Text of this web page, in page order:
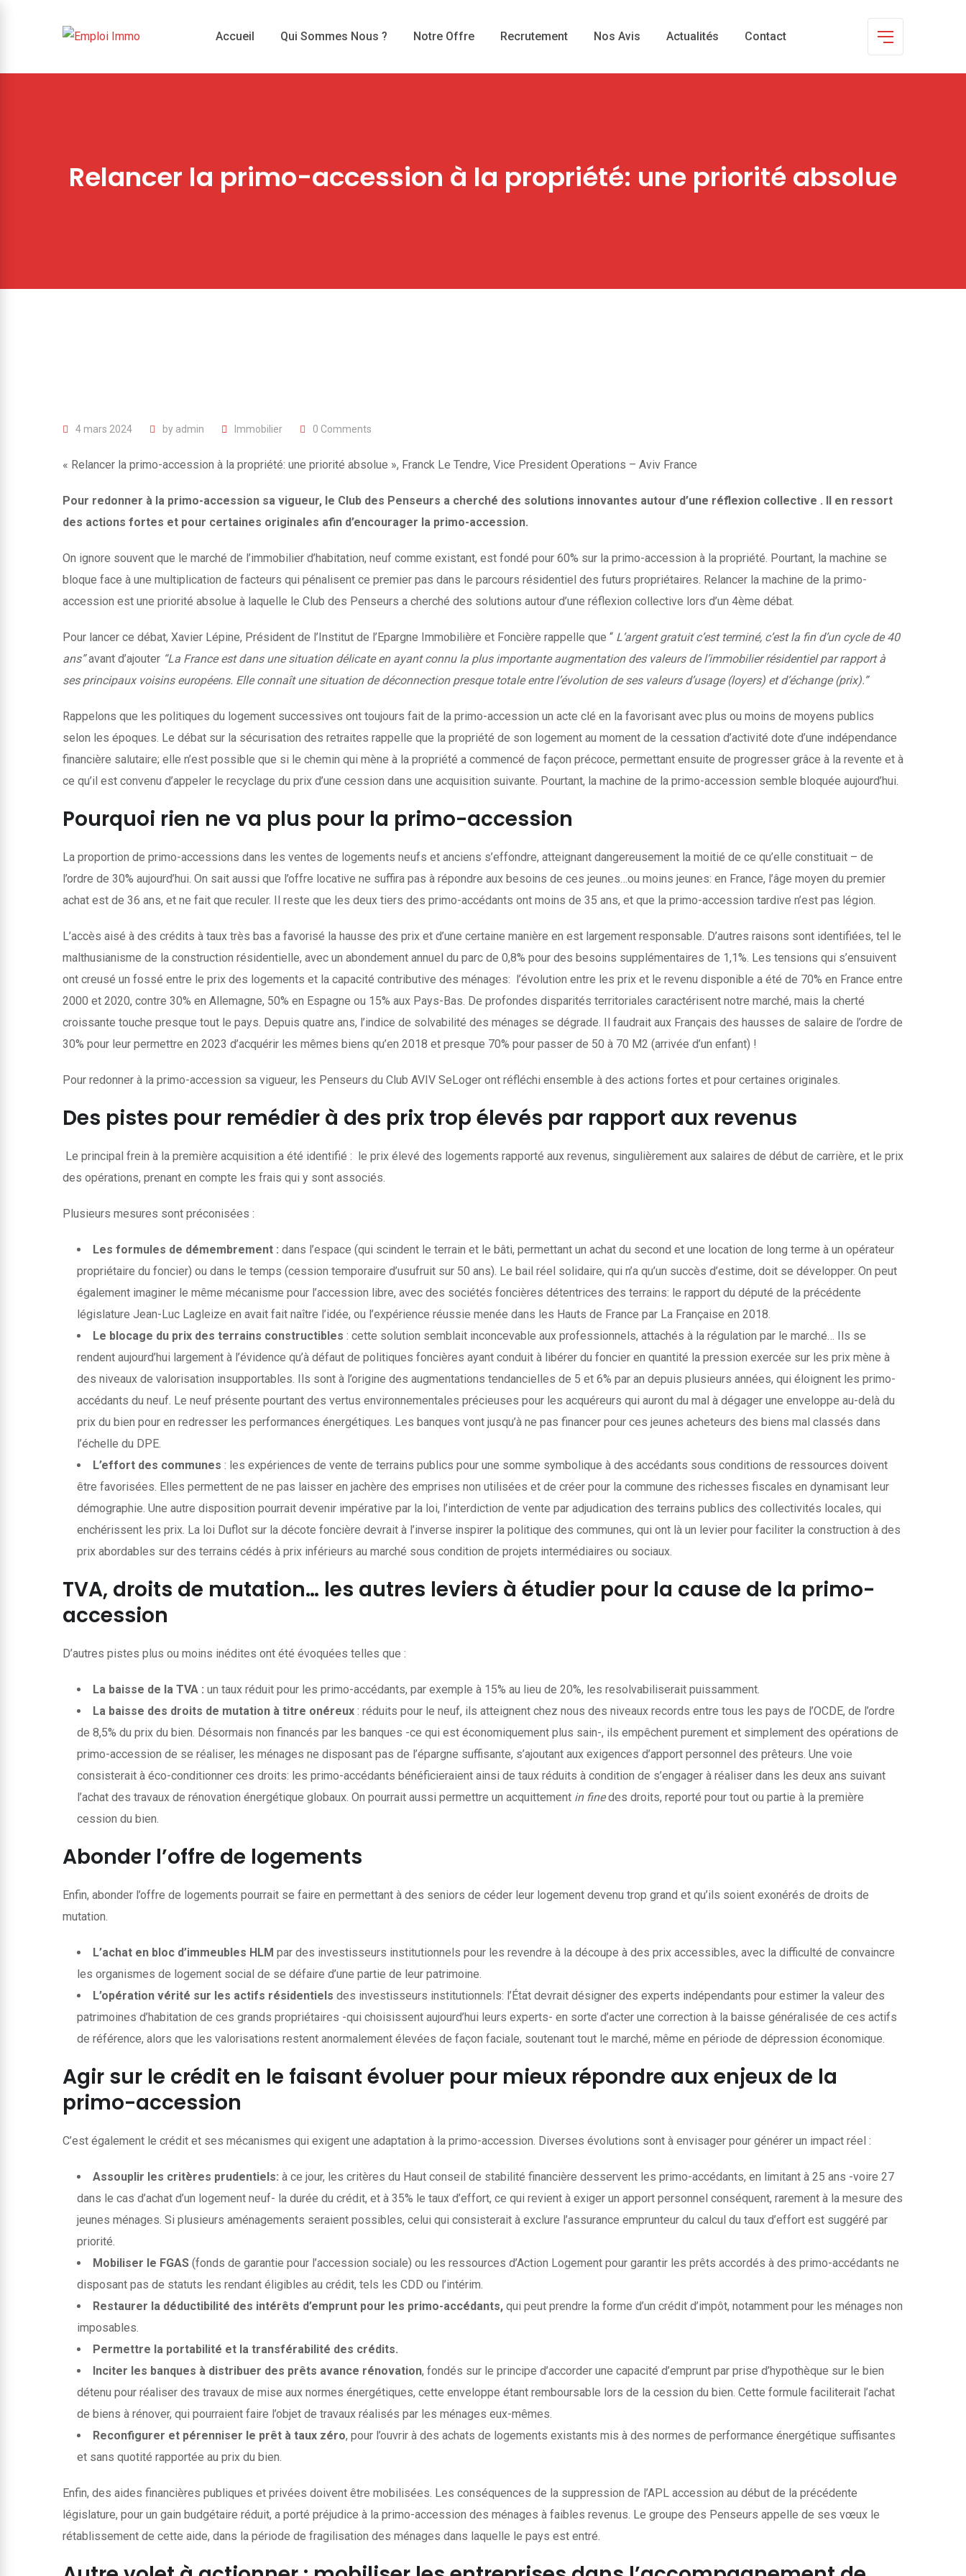
Accueil Qui Sommes Nous ? Notre Offre Recrutement Nos Avis Actualités Contact
Relancer la primo-accession à la propriété: une priorité absolue
4 mars 2024 by admin Immobilier 0 Comments
« Relancer la primo-accession à la propriété: une priorité absolue », Franck Le Tendre, Vice President Operations – Aviv France
Pour redonner à la primo-accession sa vigueur, le Club des Penseurs a cherché des solutions innovantes autour d’une réflexion collective . Il en ressort
des actions fortes et pour certaines originales afin d’encourager la primo-accession.
On ignore souvent que le marché de l’immobilier d’habitation, neuf comme existant, est fondé pour 60% sur la primo-accession à la propriété. Pourtant, la machine se
bloque face à une multiplication de facteurs qui pénalisent ce premier pas dans le parcours résidentiel des futurs propriétaires. Relancer la machine de la primo-
accession est une priorité absolue à laquelle le Club des Penseurs a cherché des solutions autour d’une réflexion collective lors d’un 4ème débat.
Pour lancer ce débat, Xavier Lépine, Président de l’Institut de l’Epargne Immobilière et Foncière rappelle que “ L’argent gratuit c’est terminé, c’est la fin d’un cycle de 40
ans”avant d’ajouter “La France est dans une situation délicate en ayant connu la plus importante augmentation des valeurs de l’immobilier résidentiel par rapport à
ses principaux voisins européens. Elle connaît une situation de déconnection presque totale entre l’évolution de ses valeurs d’usage (loyers) et d’échange (prix).”
Rappelons que les politiques du logement successives ont toujours fait de la primo-accession un acte clé en la favorisant avec plus ou moins de moyens publics
selon les époques. Le débat sur la sécurisation des retraites rappelle que la propriété de son logement au moment de la cessation d’activité dote d’une indépendance
financière salutaire; elle n’est possible que si le chemin qui mène à la propriété a commencé de façon précoce, permettant ensuite de progresser grâce à la revente et à
ce qu’il est convenu d’appeler le recyclage du prix d’une cession dans une acquisition suivante. Pourtant, la machine de la primo-accession semble bloquée aujourd’hui.
Pourquoi rien ne va plus pour la primo-accession
La proportion de primo-accessions dans les ventes de logements neufs et anciens s’effondre, atteignant dangereusement la moitié de ce qu’elle constituait – de
l’ordre de 30% aujourd’hui. On sait aussi que l’offre locative ne suffira pas à répondre aux besoins de ces jeunes…ou moins jeunes: en France, l’âge moyen du premier
achat est de 36 ans, et ne fait que reculer. Il reste que les deux tiers des primo-accédants ont moins de 35 ans, et que la primo-accession tardive n’est pas légion.
L’accès aisé à des crédits à taux très bas a favorisé la hausse des prix et d’une certaine manière en est largement responsable. D’autres raisons sont identifiées, tel le
malthusianisme de la construction résidentielle, avec un abondement annuel du parc de 0,8% pour des besoins supplémentaires de 1,1%. Les tensions qui s’ensuivent
ont creusé un fossé entre le prix des logements et la capacité contributive des ménages: l’évolution entre les prix et le revenu disponible a été de 70% en France entre
2000 et 2020, contre 30% en Allemagne, 50% en Espagne ou 15% aux Pays-Bas. De profondes disparités territoriales caractérisent notre marché, mais la cherté
croissante touche presque tout le pays. Depuis quatre ans, l’indice de solvabilité des ménages se dégrade. Il faudrait aux Français des hausses de salaire de l’ordre de
30% pour leur permettre en 2023 d’acquérir les mêmes biens qu’en 2018 et presque 70% pour passer de 50 à 70 M2 (arrivée d’un enfant) !
Pour redonner à la primo-accession sa vigueur, les Penseurs du Club AVIV SeLoger ont réfléchi ensemble à des actions fortes et pour certaines originales.
Des pistes pour remédier à des prix trop élevés par rapport aux revenus
Le principal frein à la première acquisition a été identifié : le prix élevé des logements rapporté aux revenus, singulièrement aux salaires de début de carrière, et le prix
des opérations, prenant en compte les frais qui y sont associés.
Plusieurs mesures sont préconisées :
Les formules de démembrement : dans l’espace (qui scindent le terrain et le bâti, permettant un achat du second et une location de long terme à un opérateur
propriétaire du foncier) ou dans le temps (cession temporaire d’usufruit sur 50 ans). Le bail réel solidaire, qui n’a qu’un succès d’estime, doit se développer. On peut
également imaginer le même mécanisme pour l’accession libre, avec des sociétés foncières détentrices des terrains: le rapport du député de la précédente
législature Jean-Luc Lagleize en avait fait naître l’idée, ou l’expérience réussie menée dans les Hauts de France par La Française en 2018.
Le blocage du prix des terrains constructibles : cette solution semblait inconcevable aux professionnels, attachés à la régulation par le marché… Ils se
rendent aujourd’hui largement à l’évidence qu’à défaut de politiques foncières ayant conduit à libérer du foncier en quantité la pression exercée sur les prix mène à
des niveaux de valorisation insupportables. Ils sont à l’origine des augmentations tendancielles de 5 et 6% par an depuis plusieurs années, qui éloignent les primo-
accédants du neuf. Le neuf présente pourtant des vertus environnementales précieuses pour les acquéreurs qui auront du mal à dégager une enveloppe au-delà du
prix du bien pour en redresser les performances énergétiques. Les banques vont jusqu’à ne pas financer pour ces jeunes acheteurs des biens mal classés dans
l’échelle du DPE.
L’effort des communes : les expériences de vente de terrains publics pour une somme symbolique à des accédants sous conditions de ressources doivent
être favorisées. Elles permettent de ne pas laisser en jachère des emprises non utilisées et de créer pour la commune des richesses fiscales en dynamisant leur
démographie. Une autre disposition pourrait devenir impérative par la loi, l’interdiction de vente par adjudication des terrains publics des collectivités locales, qui
enchérissent les prix. La loi Duflot sur la décote foncière devrait à l’inverse inspirer la politique des communes, qui ont là un levier pour faciliter la construction à des
prix abordables sur des terrains cédés à prix inférieurs au marché sous condition de projets intermédiaires ou sociaux.
TVA, droits de mutation… les autres leviers à étudier pour la cause de la primo-
accession
D’autres pistes plus ou moins inédites ont été évoquées telles que :
La baisse de la TVA : un taux réduit pour les primo-accédants, par exemple à 15% au lieu de 20%, les resolvabiliserait puissamment.
La baisse des droits de mutation à titre onéreux : réduits pour le neuf, ils atteignent chez nous des niveaux records entre tous les pays de l’OCDE, de l’ordre
de 8,5% du prix du bien. Désormais non financés par les banques -ce qui est économiquement plus sain-, ils empêchent purement et simplement des opérations de
primo-accession de se réaliser, les ménages ne disposant pas de l’épargne suffisante, s’ajoutant aux exigences d’apport personnel des prêteurs. Une voie
consisterait à éco-conditionner ces droits: les primo-accédants bénéficieraient ainsi de taux réduits à condition de s’engager à réaliser dans les deux ans suivant
l’achat des travaux de rénovation énergétique globaux. On pourrait aussi permettre un acquittement in finedes droits, reporté pour tout ou partie à la première
cession du bien.
Abonder l’offre de logements
Enfin, abonder l’offre de logements pourrait se faire en permettant à des seniors de céder leur logement devenu trop grand et qu’ils soient exonérés de droits de
mutation.
L’achat en bloc d’immeubles HLM par des investisseurs institutionnels pour les revendre à la découpe à des prix accessibles, avec la difficulté de convaincre
les organismes de logement social de se défaire d’une partie de leur patrimoine.
L’opération vérité sur les actifs résidentiels des investisseurs institutionnels: l’État devrait désigner des experts indépendants pour estimer la valeur des
patrimoines d’habitation de ces grands propriétaires -qui choisissent aujourd’hui leurs experts- en sorte d’acter une correction à la baisse généralisée de ces actifs
de référence, alors que les valorisations restent anormalement élevées de façon faciale, soutenant tout le marché, même en période de dépression économique.
Agir sur le crédit en le faisant évoluer pour mieux répondre aux enjeux de la
primo-accession
C’est également le crédit et ses mécanismes qui exigent une adaptation à la primo-accession. Diverses évolutions sont à envisager pour générer un impact réel :
Assouplir les critères prudentiels: à ce jour, les critères du Haut conseil de stabilité financière desservent les primo-accédants, en limitant à 25 ans -voire 27
dans le cas d’achat d’un logement neuf- la durée du crédit, et à 35% le taux d’effort, ce qui revient à exiger un apport personnel conséquent, rarement à la mesure des
jeunes ménages. Si plusieurs aménagements seraient possibles, celui qui consisterait à exclure l’assurance emprunteur du calcul du taux d’effort est suggéré par
priorité.
Mobiliser le FGAS (fonds de garantie pour l’accession sociale) ou les ressources d’Action Logement pour garantir les prêts accordés à des primo-accédants ne
disposant pas de statuts les rendant éligibles au crédit, tels les CDD ou l’intérim.
Restaurer la déductibilité des intérêts d’emprunt pour les primo-accédants, qui peut prendre la forme d’un crédit d’impôt, notamment pour les ménages non
imposables.
Permettre la portabilité et la transférabilité des crédits.
Inciter les banques à distribuer des prêts avance rénovation, fondés sur le principe d’accorder une capacité d’emprunt par prise d’hypothèque sur le bien
détenu pour réaliser des travaux de mise aux normes énergétiques, cette enveloppe étant remboursable lors de la cession du bien. Cette formule faciliterait l’achat
de biens à rénover, qui pourraient faire l’objet de travaux réalisés par les ménages eux-mêmes.
Reconfigurer et pérenniser le prêt à taux zéro, pour l’ouvrir à des achats de logements existants mis à des normes de performance énergétique suffisantes
et sans quotité rapportée au prix du bien.
Enfin, des aides financières publiques et privées doivent être mobilisées. Les conséquences de la suppression de l’APL accession au début de la précédente
législature, pour un gain budgétaire réduit, a porté préjudice à la primo-accession des ménages à faibles revenus. Le groupe des Penseurs appelle de ses vœux le
rétablissement de cette aide, dans la période de fragilisation des ménages dans laquelle le pays est entré.